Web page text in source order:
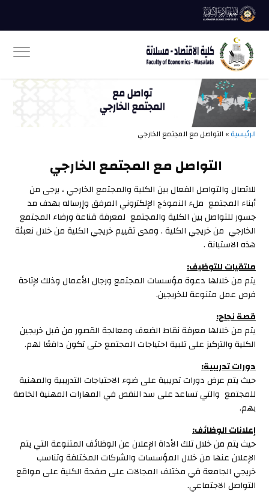
الرئيسية» التواصل مع المجتمع الخارجي
التواصل مع المجتمع الخارجي
للاتصال والتواصل الفعال بين الكلية والمجتمع الخارجي ، يرجى من
أبناء المجتمع ملء النموذج الإلكتروني المرفق وإرساله بهدف مد
جسور للتواصل بين الكلية والمجتمع لمعرفة قناعة ورضاء المجتمع
الخارجي من خريجي الكلية . ومدى تقييم خريجي الكلية من خلال نعبئة
هذه الاستبانة .
ملتقيات للتوظيف:
يتم من خلالها دعوة مؤسسات المجتمع ورجال الأعمال وذلك لإتاحة
فرص عمل متنوعة للخريجين.
قصة نجاح:
يتم من خلالها معرفة نقاط الضعف ومعالجة القصور من قبل خريجين
الكلية والتركيز على تلبية احتياجات المجتمع حتى تكون دافعًا لهم.
دورات تدريبية:
حيث يتم عرض دورات تدريبية على ضوء الاحتياجات التدريبية والمهنية
للمجتمع والتي تساعد على سد النقص في المهارات المهنية الخاصة
بهم.
إعلانات الوظائف:
حيث يتم من خلال تلك الأداة الإعلان عن الوظائف المتنوعة التي يتم
الإعلان عنها من خلال المؤسسات والشركات المختلفة وتناسب
خريجي الجامعة في مختلف المجالات على صفحة الكلية على مواقع
التواصل الاجتماعي.